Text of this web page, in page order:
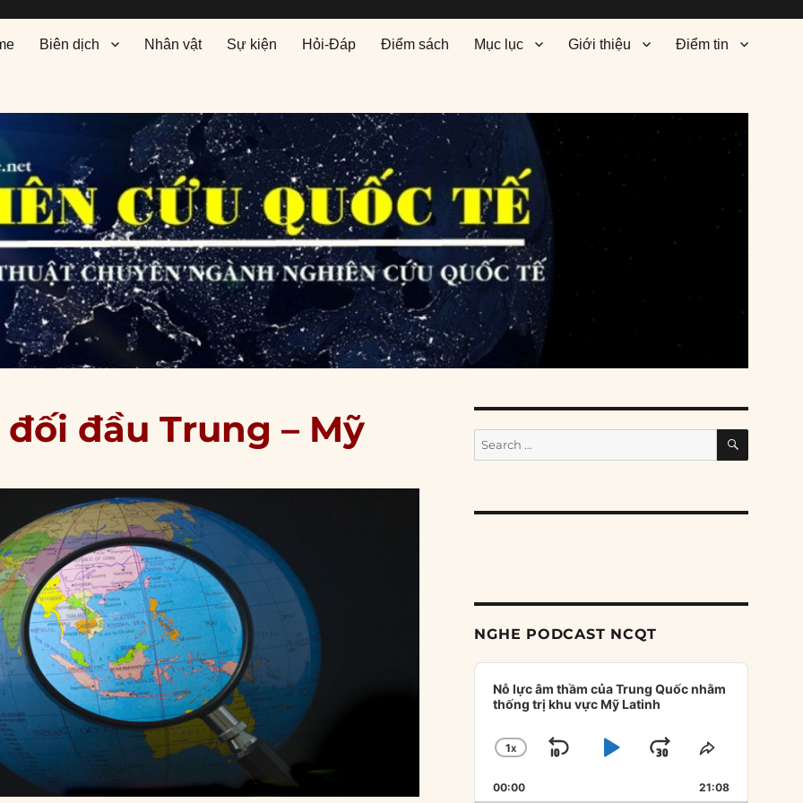
Biên dịch Nhân vật Sự kiện Hỏi-Đáp Điểm sách Mục lục Giới thiệu Điểm tin
đầu Trung – Mỹ
Search
for:
SEARCH
NGHE PODCAST NCQT
Audio
Player
Nỗ lực âm thầm của Trung Quốc nhằm
thống trị khu vực Mỹ Latinh
CHANGE
RATE
1X
SKIP
BACKWARD
PLAYJUMP
FORWARD
SHARE
EPISODE
00:00 21:08